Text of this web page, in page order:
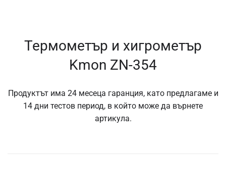
Термометър и хигрометър
Kmon ZN-354
Продуктът има 24 месеца гаранция, като предлагаме и
14 дни тестов период, в който може да върнете
артикула.